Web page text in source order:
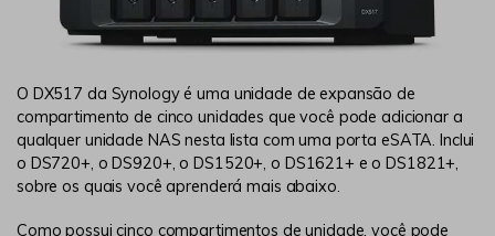
O DX517 da Synology é uma unidade de expansão de
compartimento de cinco unidades que você pode adicionar a
qualquer unidade NAS nesta lista com uma porta eSATA. Inclui
o DS720+, o DS920+, o DS1520+, o DS1621+ e o DS1821+,
sobre os quais você aprenderá mais abaixo.
Como possui cinco compartimentos de unidade, você pode